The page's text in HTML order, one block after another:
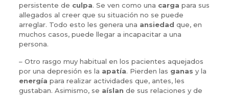
persistente de culpa. Se ven como una carga para sus
allegados al creer que su situación no se puede
arreglar. Todo esto les genera una ansiedad que, en
muchos casos, puede llegar a incapacitar a una
persona.
– Otro rasgo muy habitual en los pacientes aquejados
por una depresión es la apatía. Pierden las ganas y la
energía para realizar actividades que, antes, les
gustaban. Asimismo, se aíslan de sus relaciones y de